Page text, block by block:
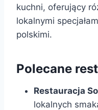
kuchni, oferujący
lokalnymi
polskimi.
Polecane
Restauracja
lokalnych